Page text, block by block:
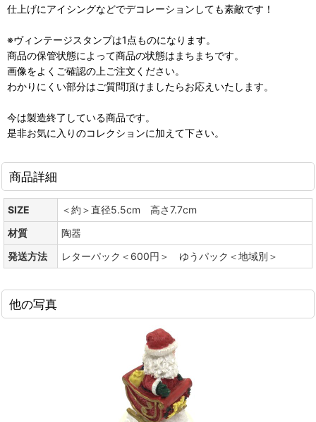
仕上げにアイシングなどでデコレーションしても素敵です！
※ヴィンテージスタンプは1点ものになります。
商品の保管状態によって商品の状態はまちまちです。
画像をよくご確認の上ご注文ください。
わかりにくい部分はご質問頂けましたらお応えいたします。
今は製造終了している商品です。
是非お気に入りのコレクションに加えて下さい。
商品詳細
SIZE
＜約＞直径5.5cm 高さ7.7cm
材質
陶器
発送方法
レターパック＜600円＞ ゆうパック＜地域別＞
他の写真